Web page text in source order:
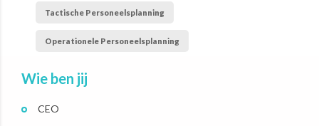
Tactische Personeelsplanning
Operationele Personeelsplanning
Wie ben jij
CEO